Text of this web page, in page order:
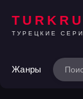
TURKRU
ТУРЕЦКИЕ
Жанры